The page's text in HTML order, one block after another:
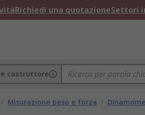
Richiedi una quotazioneSettori
costruttore
/ Misurazione peso e forza /